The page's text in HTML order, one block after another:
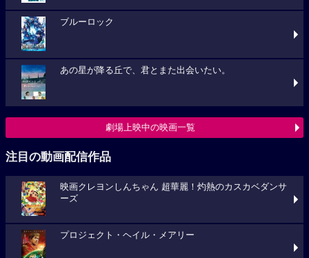
ブルーロック
あの星が降る丘で、君とまた出会いたい。
劇場上映中の映画一覧
注目の動画配信作品
映画クレヨンしんちゃん 超華麗！灼熱のカスカベダンサ
ーズ
プロジェクト・ヘイル・メアリー